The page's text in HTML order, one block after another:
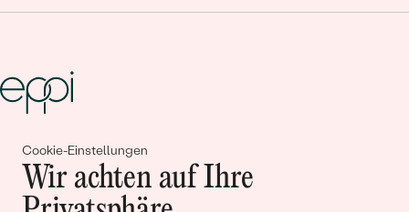
Cookie-Einstellungen
Wir achten auf Ihre
Gemeinsam erschaffen wir
Geschichten von Schönheit und